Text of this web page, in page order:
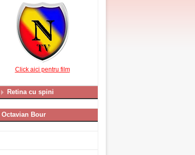
Click aici pentru film
Retina cu spini
Octavian Bour